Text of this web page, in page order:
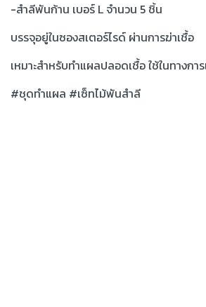
-สำลีพันก้าน เบอร์ L จำนวน 5 ชิ้น
บรรจุอยู่ในซองสเตอร์ไรด์ ผ่านการฆ่าเชื้อ
เหมาะสำหรับทำแผลปลอดเชื้อ ใช้ในทางก
#ชุดทำแผล #เซ็ทไม้พันสำลี